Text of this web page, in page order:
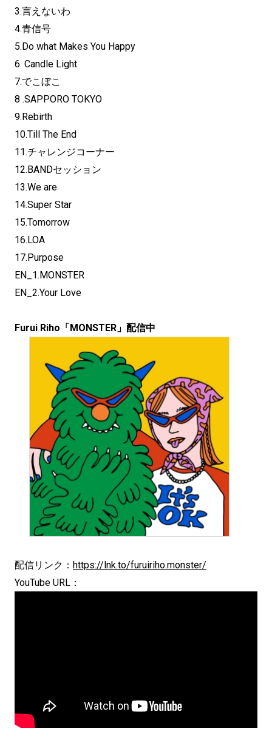
3.⾔えないわ
4.⻘信号
5.Do what Makes You Happy
6. Candle Light
7.でこぼこ
8 .SAPPORO TOKYO
9.Rebirth
10.Till The End
11.チャレンジコーナー
12.BANDセッション
13.We are
14.Super Star
15.Tomorrow
16.LOA
17.Purpose
EN_1.MONSTER
EN_2.Your Love
Furui Riho「MONSTER」配信中
配信リンク： https://lnk.to/furuiriho.monster/
YouTube URL：